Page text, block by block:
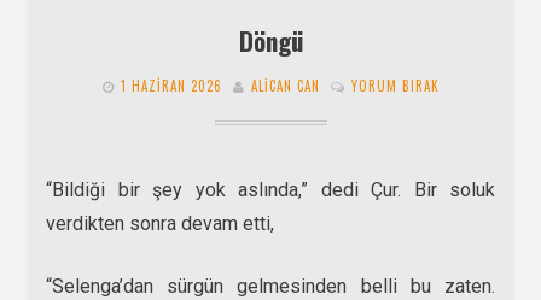
Döngü
1 HAZIRAN 2026 ALICAN CAN YORUM BIRAK
“Bildiği bir şey yok aslında,” dedi Çur. Bir soluk
verdikten sonra devam etti,
“Selenga’dan sürgün gelmesinden belli bu zaten.